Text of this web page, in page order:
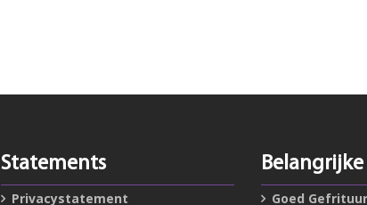
Statements
Privacystatement
Goed